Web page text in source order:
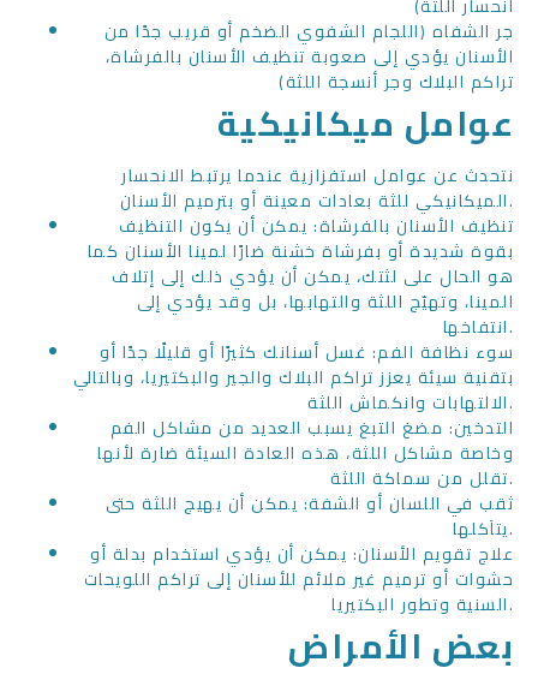
جر الشفاه (اللجام الشفوي الضخم أو قريب جدًا من
الأسنان يؤدي إلى صعوبة تنظيف الأسنان بالفرشاة،
تراكم البلاك وجر أنسجة اللثة)
عوامل ميكانيكية
نتحدث عن عوامل استفزازية عندما يرتبط الانحسار
الميكانيكي للثة بعادات معينة أو بترميم الأسنان.
تنظيف الأسنان بالفرشاة: يمكن أن يكون التنظيف
بقوة شديدة أو بفرشاة خشنة ضارًا لمينا الأسنان كما
هو الحال على لثتك، يمكن أن يؤدي ذلك إلى إتلاف
المينا، وتهيّج اللثة والتهابها، بل وقد يؤدي إلى
انتفاخها.
سوء نظافة الفم: غسل أسنانك كثيرًا أو قليلًا جدًا أو
بتقنية سيئة يعزز تراكم البلاك والجير والبكتيريا، وبالتالي
الالتهابات وانكماش اللثة.
التدخين: مضغ التبغ يسبب العديد من مشاكل الفم
وخاصة مشاكل اللثة، هذه العادة السيئة ضارة لأنها
تقلل من سماكة اللثة.
ثقب في اللسان أو الشفة: يمكن أن يهيج اللثة حتى
يتآكلها.
علاج تقويم الأسنان: يمكن أن يؤدي استخدام بدلة أو
حشوات أو ترميم غير ملائم للأسنان إلى تراكم اللويحات
السنية وتطور البكتيريا.
بعض الأمراض